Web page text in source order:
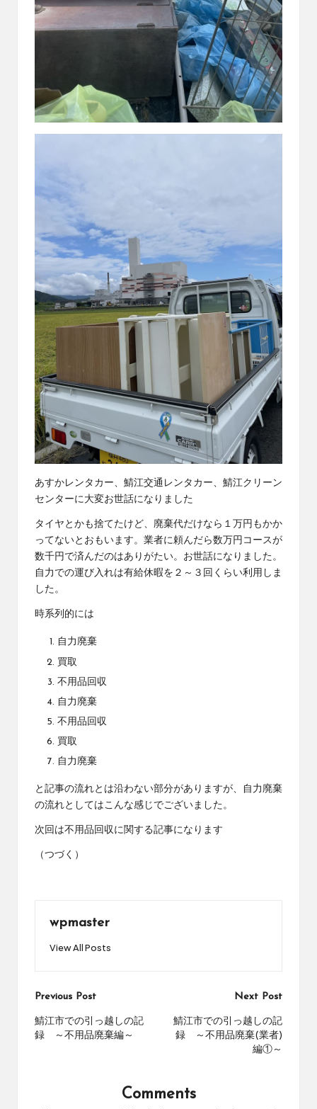
あすかレンタカー、鯖江交通レンタカー、 鯖江クリーン
センターに大変お世話になりました
タイヤとかも捨てたけど、廃棄代だけなら１万円もかか
ってないとおもいます。業者に頼んだら数万円コースが
数千円で済んだのはありがたい。お世話になりました。
自力での運び入れは有給休暇を２～３回くらい利用しま
した。
時系列的には
自力廃棄
買取
不用品回収
自力廃棄
不用品回収
買取
自力廃棄
と記事の流れとは沿わない部分がありますが、自力廃棄
の流れとしてはこんな感じでございました。
次回は不用品回収に関する記事になります
（つづく）
wpmaster
View All Posts
Post
navigation
Previous Post
鯖江市での引っ越しの記
録 ～不用品廃棄編～
Next Post
鯖江市での引っ越しの記
録 ～不用品廃棄(業者)
編①～
Comments